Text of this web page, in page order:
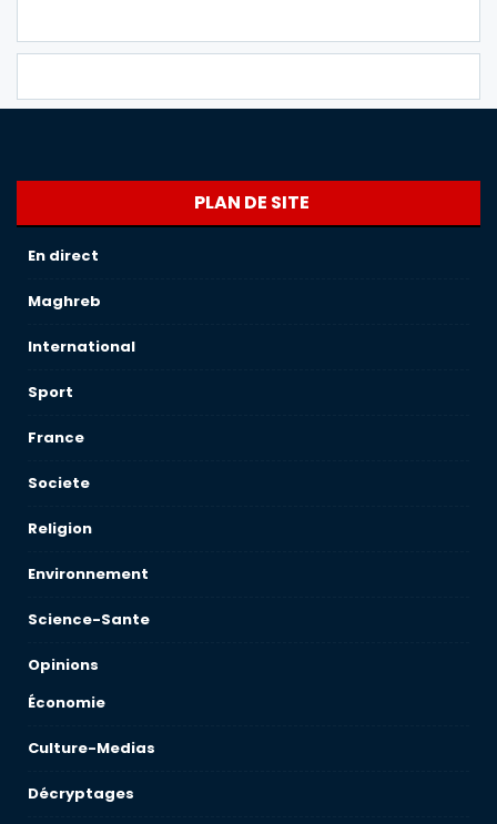
PLAN DE SITE
En direct
Maghreb
International
Sport
France
Societe
Religion
Environnement
Science-Sante
Opinions
Économie
Culture-Medias
Décryptages